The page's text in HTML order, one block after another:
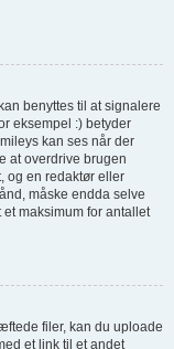
benyttes til at signalere
eksempel :) betyder
kan ses når der
at overdrive brugen
og en redaktør eller
måske endda selve
maksimum for antallet
filer, kan du uploade
et link til et andet